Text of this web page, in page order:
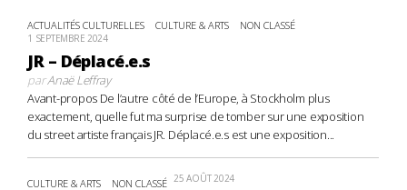
ACTUALITÉS CULTURELLES CULTURE & ARTS NON CLASSÉ
1 SEPTEMBRE 2024
JR – Déplacé.e.s
parAnaë Leffray
Avant-propos De l’autre côté de l’Europe, à Stockholm plus
exactement, quelle fut ma surprise de tomber sur une exposition
du street artiste français JR. Déplacé.e.s est une exposition...
CULTURE & ARTS NON CLASSÉ 25 AOÛT 2024